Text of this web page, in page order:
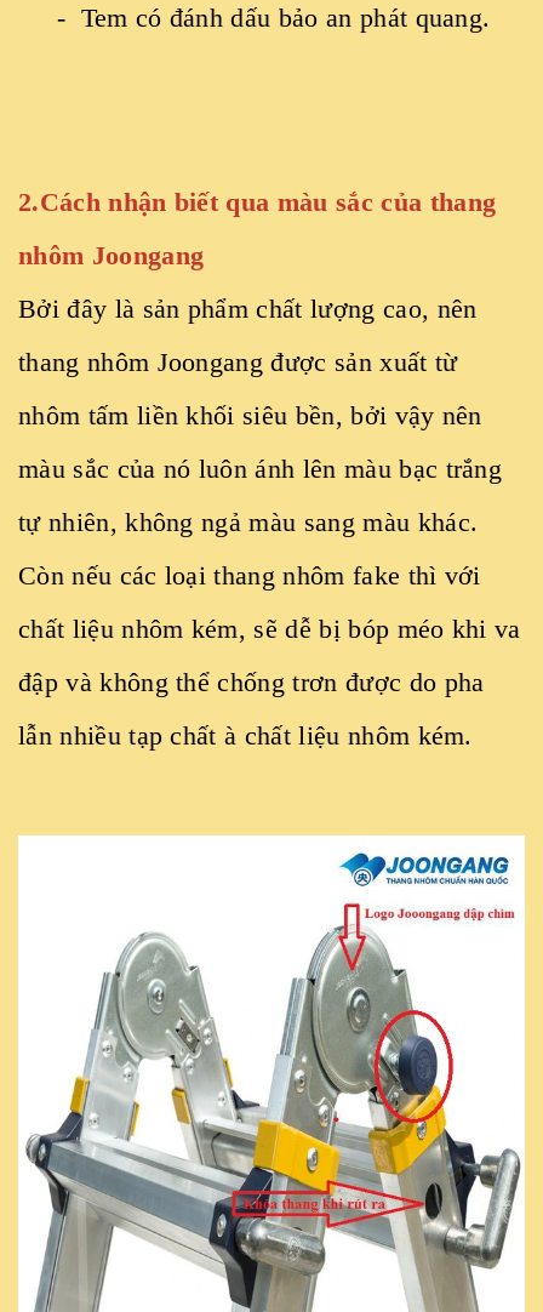
- Tem có đánh dấu bảo an phát quang.
2.Cách nhận biết qua màu sắc của thang
nhôm Joongang
Bởi đây là sản phẩm chất lượng cao, nên
thang nhôm Joongang được sản xuất từ
nhôm tấm liền khối siêu bền, bởi vậy nên
màu sắc của nó luôn ánh lên màu bạc trắng
tự nhiên, không ngả màu sang màu khác.
Còn nếu các loại thang nhôm fake thì với
chất liệu nhôm kém, sẽ dễ bị bóp méo khi va
đập và không thể chống trơn được do pha
lẫn nhiều tạp chất à chất liệu nhôm kém.